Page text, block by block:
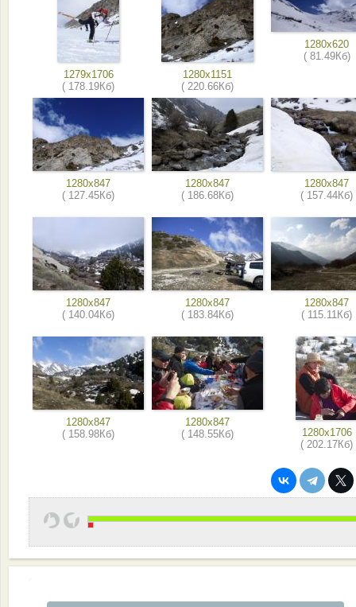
1279x1706
( 178.19Кб)
1280x1151
( 220.66Кб)
1280x620
( 81.49Кб)
1280x847
( 127.45Кб)
1280x847
( 186.68Кб)
1280x847
( 157.44Кб)
1280x847
( 140.04Кб)
1280x847
( 183.84Кб)
1280x847
( 115.11Кб)
1280x847
( 158.98Кб)
1280x847
( 148.55Кб)
1280x1706
( 202.17Кб)